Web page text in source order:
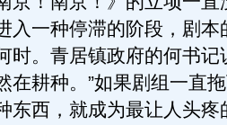
入一种停滞的阶段，剧本
时。青居镇政府的何书记
在耕种。”如果剧组一直
东西，就成为最让人头疼